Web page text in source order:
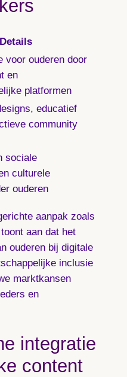
Details
voor ouderen door
en
platformen
educatief
community
sociale
culturele
ouderen
aanpak zoals
aan dat het
ouderen bij digitale
inclusie
marktkansen
en
integratie
content